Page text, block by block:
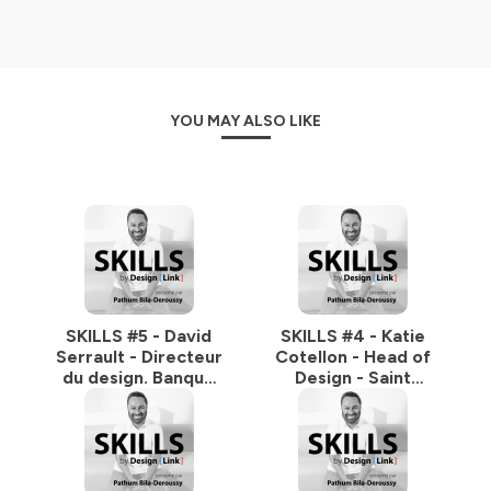
Un podcast de Design Link, la plateforme gratuite
de mise en relation entre designers et entreprises
dans tous les territoires :
www.designlink.fr
Hébergé par Ausha. Visitez
ausha.co/politique-de-
YOU MAY ALSO LIKE
SKILLS #5 - David
Serrault - Directeur
du design. Banque
de détail, Digital et
Paiements chez
Groupe BPCE
SKILLS #4 - Katie
Cotellon - Head of
Design - Saint
Gobain Research